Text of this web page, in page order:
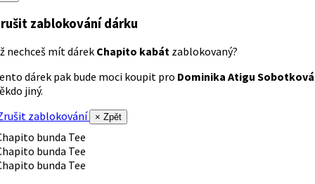
zablokování dárku
nechceš mít dárek Chapito kabát zablokovaný?
dárek pak bude moci koupit pro Dominika Atigu Sobotková
jiný.
zablokování
× Zpět